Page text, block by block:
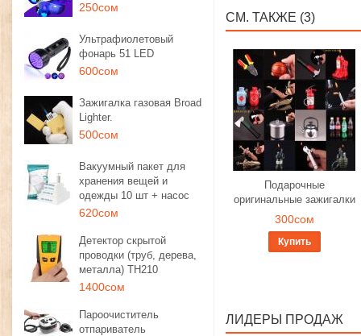
250сом
Ультрафиолетовый
фонарь 51 LED
600сом
Зажигалка газовая Broad
Lighter.
500сом
Вакуумный пакет для
хранения вещей и
одежды 10 шт + насос
620сом
Детектор скрытой
проводки (труб, дерева,
металла) TH210
1400сом
Пароочиститель
отпариватель
СМ. ТАКЖЕ (3)
Подарочные
оригинальные зажигалки
300сом
Купить
ЛИДЕРЫ ПРОДАЖ